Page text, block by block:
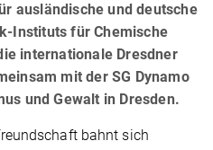
ausländische und deutsche
Instituts für Chemische
internationale Dresdner
mit der SG Dynamo
und Gewalt in Dresden.
bahnt sich